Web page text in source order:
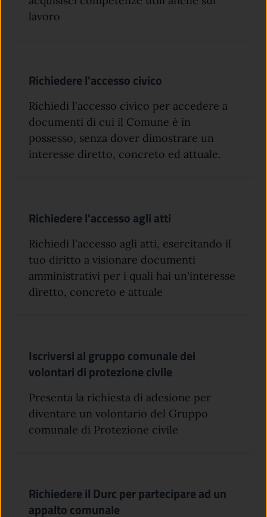
lavoro
Richiedere l'accesso civico
Richiedi l'accesso civico per accedere a
documenti di cui il Comune è in
possesso, senza dover dimostrare un
interesse diretto, concreto ed attuale.
Richiedere l'accesso agli atti
Richiedi l'accesso agli atti, esercitando il
tuo diritto a visionare documenti
amministrativi per i quali hai un'interesse
diretto, concreto e attuale
Iscriversi al gruppo comunale dei
volontari di protezione civile
Presenta la richiesta di adesione per
diventare un volontario del Gruppo
comunale di Protezione civile
Richiedere il Durc per partecipare ad un
appalto comunale